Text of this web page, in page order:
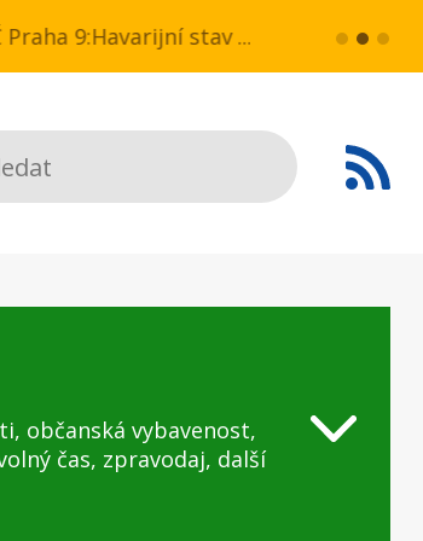
9:Havarijní stav ulice Kbelská (úsek
více...
občanská vybavenost,
čas, zpravodaj, další